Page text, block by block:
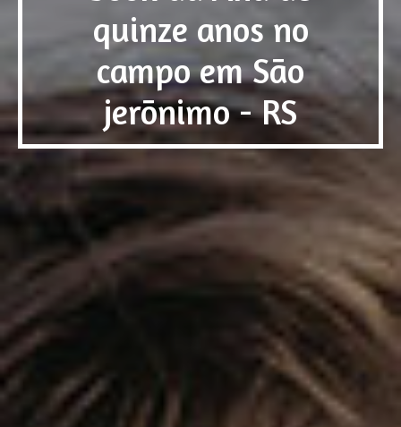
quinze anos no
campo em São
jerõnimo - RS